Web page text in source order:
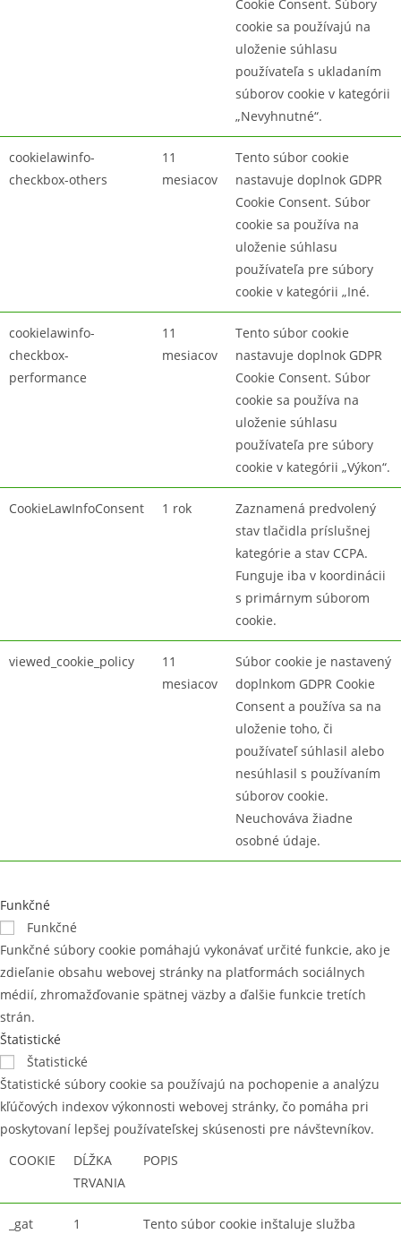
Cookie Consent. Súbory
cookie sa používajú na
uloženie súhlasu
používateľa s ukladaním
súborov cookie v kategórii
„Nevyhnutné“.
cookielawinfo-
checkbox-others
11
mesiacov
Tento súbor cookie
nastavuje doplnok GDPR
Cookie Consent. Súbor
cookie sa používa na
uloženie súhlasu
používateľa pre súbory
cookie v kategórii „Iné.
cookielawinfo-
checkbox-
performance
11
mesiacov
Tento súbor cookie
nastavuje doplnok GDPR
Cookie Consent. Súbor
cookie sa používa na
uloženie súhlasu
používateľa pre súbory
cookie v kategórii „Výkon“.
CookieLawInfoConsent 1 rok
Zaznamená predvolený
stav tlačidla príslušnej
kategórie a stav CCPA.
Funguje iba v koordinácii
s primárnym súborom
cookie.
viewed_cookie_policy
11
mesiacov
Súbor cookie je nastavený
doplnkom GDPR Cookie
Consent a používa sa na
uloženie toho, či
používateľ súhlasil alebo
nesúhlasil s používaním
súborov cookie.
Neuchováva žiadne
osobné údaje.
Funkčné
Funkčné
Funkčné súbory cookie pomáhajú vykonávať určité funkcie, ako je
zdieľanie obsahu webovej stránky na platformách sociálnych
médií, zhromažďovanie spätnej väzby a ďalšie funkcie tretích
strán.
Štatistické
Štatistické
Štatistické súbory cookie sa používajú na pochopenie a analýzu
kľúčových indexov výkonnosti webovej stránky, čo pomáha pri
poskytovaní lepšej používateľskej skúsenosti pre návštevníkov.
COOKIE
DĹŽKA
TRVANIA
POPIS
_gat
1
Tento súbor cookie inštaluje služba